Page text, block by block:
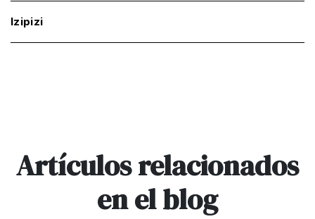
Izipizi
Artículos relacionados
en el blog